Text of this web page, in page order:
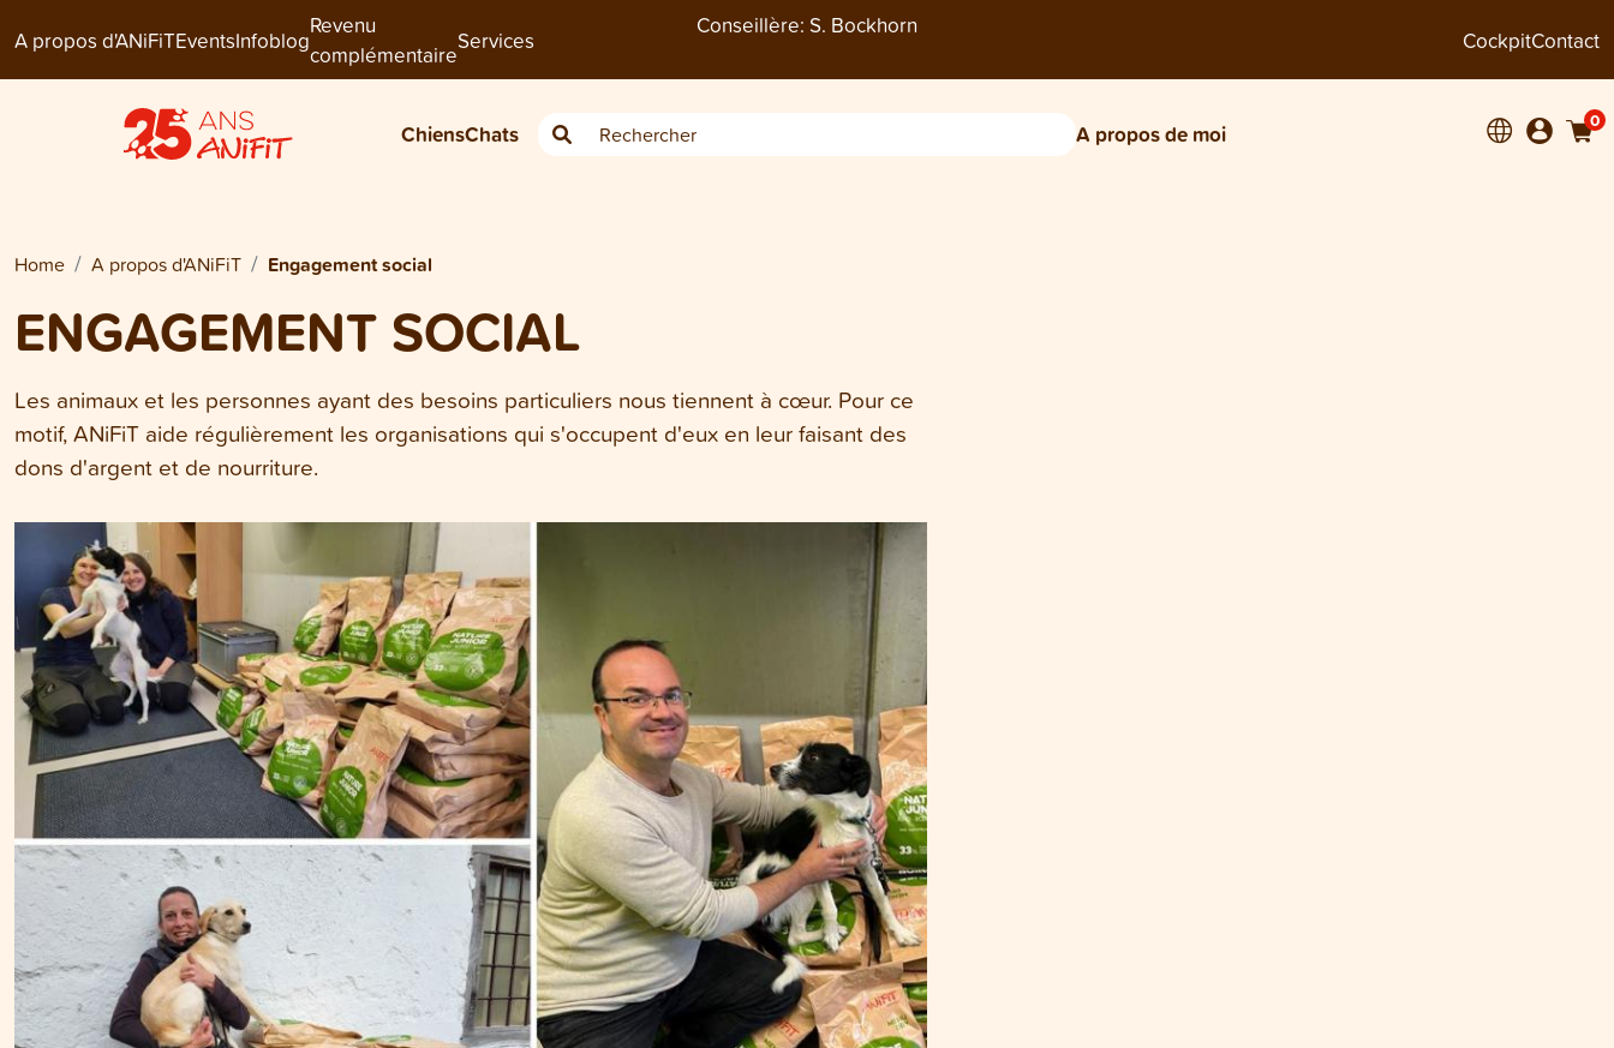
A propos d'ANiFiTEventsInfoblog
Revenu
complémentaire
Services
Conseillère: S. Bockhorn
CockpitContact
ChiensChats A propos de moi 0
Home A propos d'ANiFiT Engagement social
ENGAGEMENT SOCIAL
Les animaux et les personnes ayant des besoins particuliers nous tiennent à cœur. Pour ce
motif, ANiFiT aide régulièrement les organisations qui s'occupent d'eux en leur faisant des
dons d'argent et de nourriture.